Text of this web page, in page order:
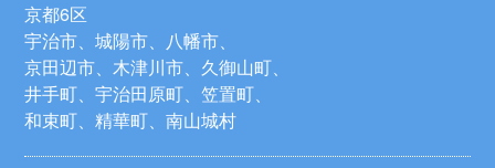
京都6区
宇治市、城陽市、八幡市、
京田辺市、木津川市、久御山町、
井手町、宇治田原町、笠置町、
和束町、精華町、南山城村